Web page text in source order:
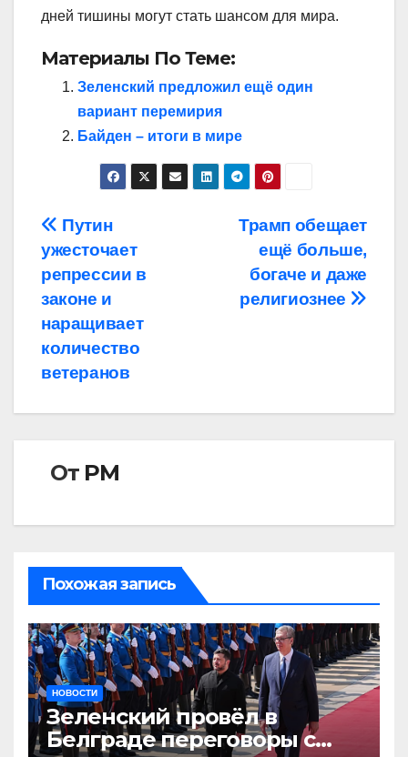
дней тишины могут стать шансом для мира.
Материалы По Теме:
Зеленский предложил ещё один
вариант перемирия
Байден – итоги в мире
Навигация
по
записям
Трамп обещает
ещё больше,
богаче и даже
религиознее
Путин
ужесточает
репрессии в
законе и
наращивает
количество
ветеранов
От РМ
Похожая запись
НОВОСТИ
Зеленский провёл в
Белграде переговоры с